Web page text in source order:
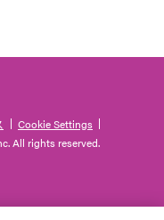
Cookie Settings
All rights reserved.